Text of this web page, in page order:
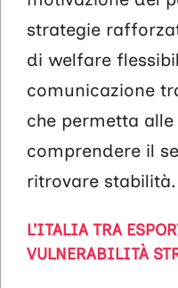
strategie
di welfare
comunicazione
che permetta
comprendere il
ritrovare stabilità.
L’ITALIA TRA
VULNERABILITÀ